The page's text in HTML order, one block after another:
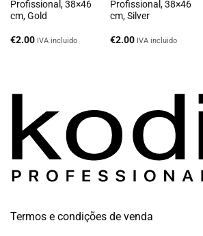
Profissional, 38×46
cm, Gold
€2.00 IVA incluido
Profissional, 38×46
cm, Silver
€2.00 IVA incluido
Termos e condições de venda